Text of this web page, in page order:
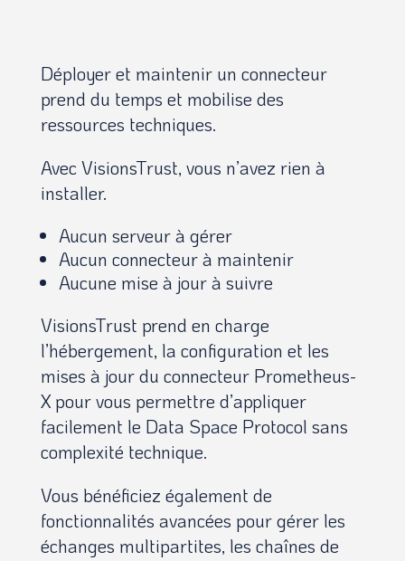
Déployer et maintenir un connecteur
prend du temps et mobilise des
ressources techniques.
Avec VisionsTrust, vous n’avez rien à
installer.
Aucun serveur à gérer
Aucun connecteur à maintenir
Aucune mise à jour à suivre
VisionsTrust prend en charge
l’hébergement, la configuration et les
mises à jour du connecteur Prometheus-
X pour vous permettre d’appliquer
facilement le Data Space Protocol sans
complexité technique.
Vous bénéficiez également de
fonctionnalités avancées pour gérer les
échanges multipartites, les chaînes de